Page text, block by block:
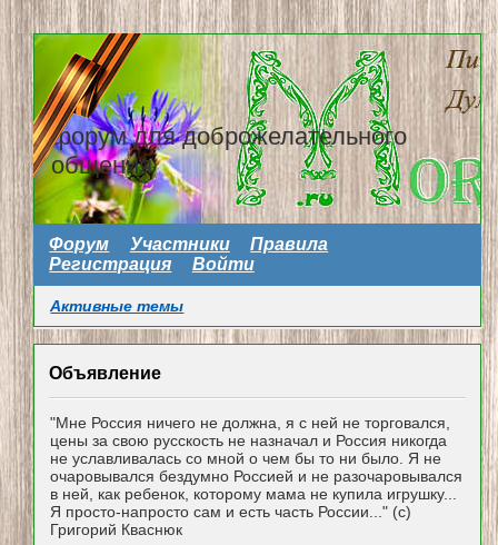
форум для доброжелательного
общения
Форум Участники
Правила
Регистрация
Войти
Активные темы
Объявление
"Мне Россия ничего не должна, я с ней не торговался,
цены за свою русскость не назначал и Россия никогда
не уславливалась со мной о чем бы то ни было. Я не
очаровывался бездумно Россией и не разочаровывался
в ней, как ребенок, которому мама не купила игрушку...
Я просто-напросто сам и есть часть России..." (с)
Григорий Кваснюк